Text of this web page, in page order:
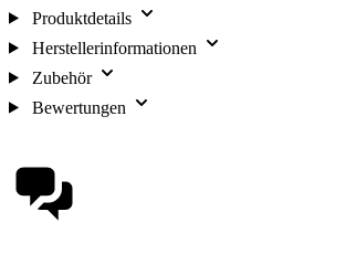
Produktdetails
Herstellerinformationen
Zubehör
Bewertungen